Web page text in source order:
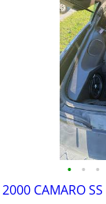
• • •
2000 CAMARO SS